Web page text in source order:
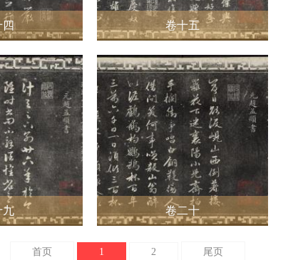
卷十五
九 卷二十
首页 1 2 尾页